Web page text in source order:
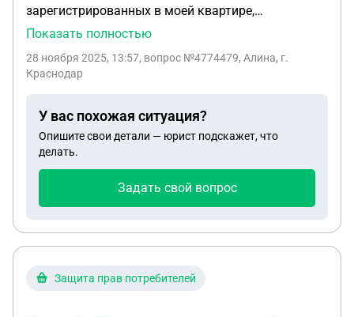
зарегистрированных в моей квартире,
обнаружила регистрацию незнакомого мне
пространстве нашла полного тезку по ФИО и дате
Значит у него есть собственность в этом доме и
он фактически там проживает и должен быть там
зарегистрирован. Как отменить его регистрацию
в моей квартире, если я его в глаза никогда не
видела и только знаю адрес дома (номер
Показать полностью
28 ноября 2025, 13:57, вопрос №4774479, Алина, г.
Краснодар
У вас похожая ситуация?
Опишите свои детали — юрист подскажет, что
делать.
Задать свой вопрос
Защита прав потребителей